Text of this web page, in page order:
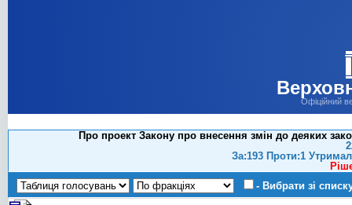
Офіційний
Про проект Закону про внесення змін до деяких
За:193 Проти:1
- Вибрати зі